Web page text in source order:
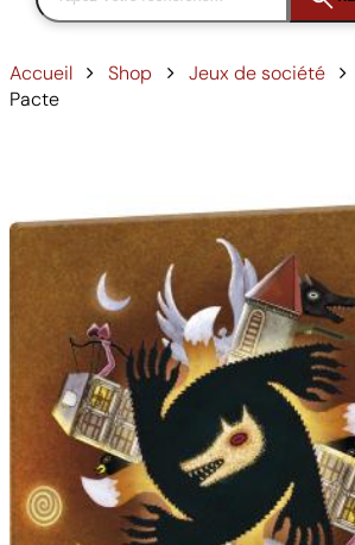
Accueil Shop Jeux de société
Pacte